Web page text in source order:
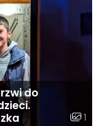
do
Liczba
1